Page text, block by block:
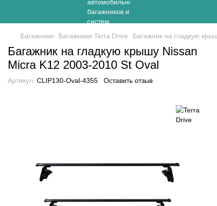
Багажники Багажники Terra Drive Багажник на гладкую
Багажник на гладкую крышу Nissan
Micra K12 2003-2010 St Oval
Артикул: CLIP130-Oval-4355 Оставить отзыв